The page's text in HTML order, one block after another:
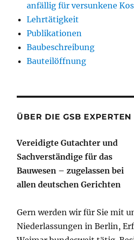
anfällig für versunkene
Lehrtätigkeit
Publikationen
Baubeschreibung
Bauteilöffnung
ÜBER DIE GSB EXPERTEN
Vereidigte Gutachter und
Sachverständige für das
Bauwesen – zugelassen bei
allen deutschen Gerichten
Gern werden wir für Sie mit
Niederlassungen in Berlin,